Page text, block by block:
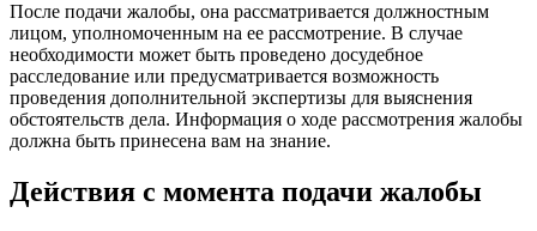
После подачи жалобы, она рассматривается должностным
лицом, уполномоченным на ее рассмотрение. В случае
необходимости может быть проведено досудебное
расследование или предусматривается возможность
проведения дополнительной экспертизы для выяснения
обстоятельств дела. Информация о ходе рассмотрения жалобы
должна быть принесена вам на знание.
Действия с момента подачи жалобы